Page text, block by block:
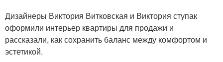
Дизайнеры Виктория Витковская и Виктория ступак
оформили интерьер квартиры для продажи и
рассказали, как сохранить баланс между комфортом и
эстетикой.